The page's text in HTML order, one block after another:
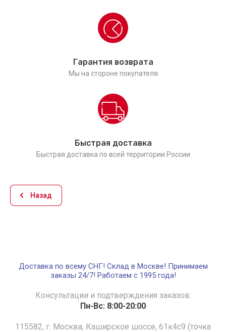
Гарантия возврата
Мы на стороне покупателя
Быстрая доставка
Быстрая доставка по всей территории России
Назад
Доставка по всему СНГ! Склад в Москве! Принимаем
заказы 24/7! Работаем с 1995 года!
Консультации и подтверждения заказов:
Пн-Вс: 8:00-20:00
115582, г. Москва, Каширское шоссе, 61к4с9 (точка